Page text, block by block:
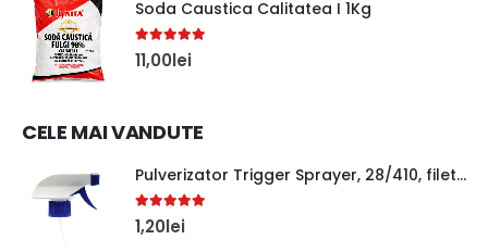
Soda Caustica Calitatea I 1Kg
5.00 out of 5
11,00lei
CELE MAI VANDUTE
Pulverizator Trigger Sprayer, 28/410, filetat, 278mm, alb/albastru
5.00out of 5
1,20lei